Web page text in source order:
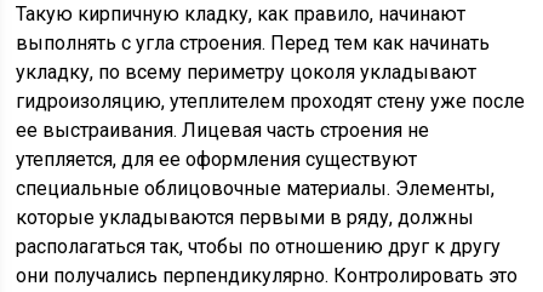
Такую кирпичную кладку, как правило, начинают
выполнять с угла строения. Перед тем как начинать
укладку, по всему периметру цоколя укладывают
гидроизоляцию, утеплителем проходят стену уже после
ее выстраивания. Лицевая часть строения не
утепляется, для ее оформления существуют
специальные облицовочные материалы. Элементы,
которые укладываются первыми в ряду, должны
располагаться так, чтобы по отношению друг к другу
они получались перпендикулярно. Контролировать это